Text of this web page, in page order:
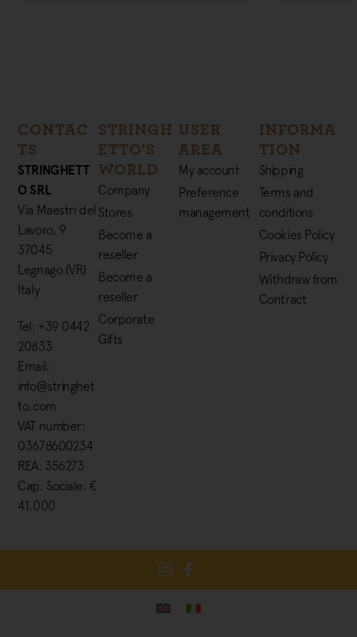
CONTAC
TS
STRINGHETT
O SRL
Via Maestri del
Lavoro, 9
37045
Legnago (VR)
Italy
Tel: +39 0442
20833
Email:
info@stringhet
to.com
VAT number:
03678600234
REA: 356273
Cap. Sociale: €
41.000
STRINGH
ETTO'S
WORLD
Company
Stores
Become a
reseller
Become a
reseller
Corporate
Gifts
USER
AREA
My account
Preference
management
INFORMA
TION
Shipping
Terms and
conditions
Cookies Policy
Privacy Policy
Withdraw from
Contract